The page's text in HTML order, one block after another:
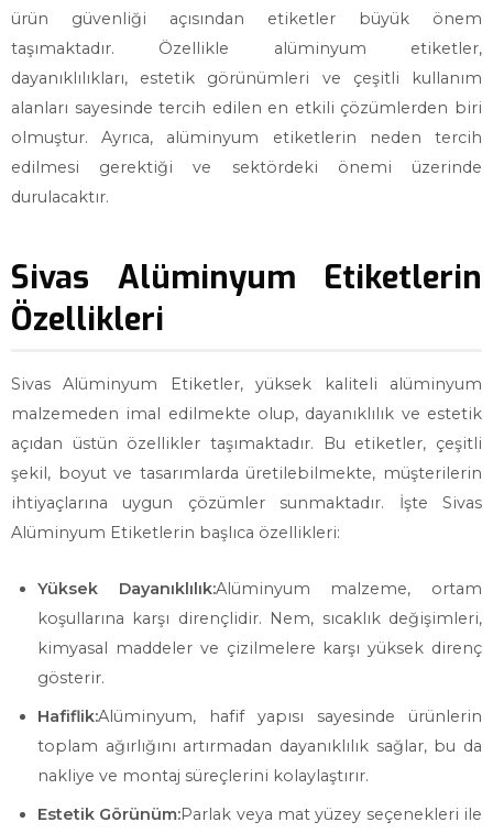
ürün güvenliği açısından etiketler büyük önem
taşımaktadır. Özellikle alüminyum etiketler,
dayanıklılıkları, estetik görünümleri ve çeşitli kullanım
alanları sayesinde tercih edilen en etkili çözümlerden biri
olmuştur. Ayrıca, alüminyum etiketlerin neden tercih
edilmesi gerektiği ve sektördeki önemi üzerinde
durulacaktır.
Sivas Alüminyum Etiketlerin
Özellikleri
Sivas Alüminyum Etiketler, yüksek kaliteli alüminyum
malzemeden imal edilmekte olup, dayanıklılık ve estetik
açıdan üstün özellikler taşımaktadır. Bu etiketler, çeşitli
şekil, boyut ve tasarımlarda üretilebilmekte, müşterilerin
ihtiyaçlarına uygun çözümler sunmaktadır. İşte Sivas
Alüminyum Etiketlerin başlıca özellikleri:
Yüksek Dayanıklılık:Alüminyum malzeme, ortam
koşullarına karşı dirençlidir. Nem, sıcaklık değişimleri,
kimyasal maddeler ve çizilmelere karşı yüksek direnç
gösterir.
Hafiflik:Alüminyum, hafif yapısı sayesinde ürünlerin
toplam ağırlığını artırmadan dayanıklılık sağlar, bu da
nakliye ve montaj süreçlerini kolaylaştırır.
Estetik Görünüm:Parlak veya mat yüzey seçenekleri ile